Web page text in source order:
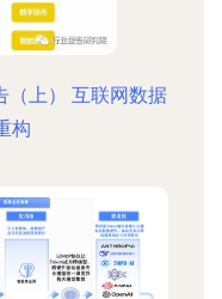
（上） 互联网数据
构